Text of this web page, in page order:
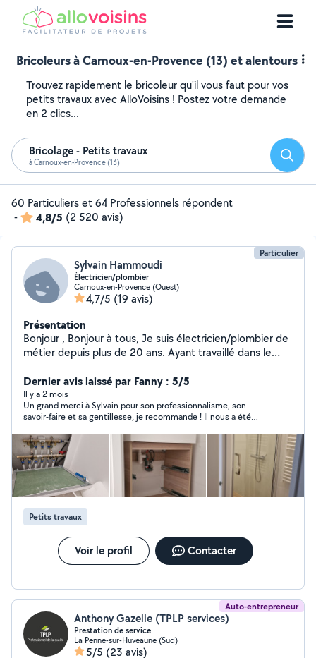
Bricoleurs à Carnoux-en-Provence (13) et alentours
Trouvez rapidement le bricoleur qu'il vous faut pour vos
petits travaux avec AlloVoisins ! Postez votre demande
en 2 clics...
Bricolage - Petits travaux
à Carnoux-en-Provence (13)
60 Particuliers et 64 Professionnels répondent
-
4,8/5 (2 520 avis)
Particulier
Sylvain Hammoudi
Électricien/plombier
Carnoux-en-Provence (Ouest)
4,7/5 (19 avis)
Présentation
Bonjour , Bonjour à tous, Je suis électricien/plombier de
métier depuis plus de 20 ans. Ayant travaillé dans le
approfondie dans les autres corps de métier tel que la
petite maçonnerie, le plaque, pose de cuisine etc...
Voilà pour ma présentation. A+++
Dernier avis laissé par Fanny : 5/5
Il y a 2 mois
Un grand merci à Sylvain pour son professionnalisme, son
savoir-faire et sa gentillesse, je recommande ! Il nous a été
Petits travaux
Voir le profil Contacter
Auto-entrepreneur
Anthony Gazelle (TPLP services)
Prestation de service
La Penne-sur-Huveaune (Sud)
5/5 (23 avis)